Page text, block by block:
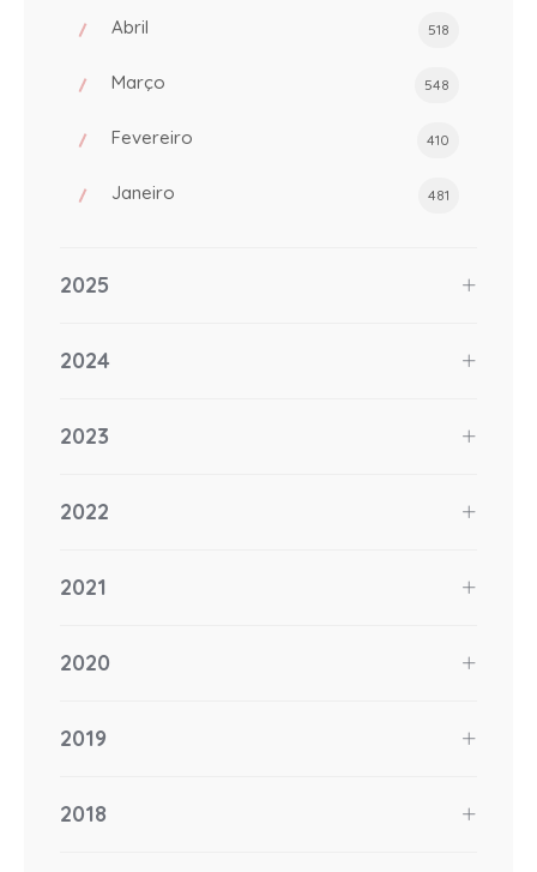
Abril 518
Março 548
Fevereiro 410
Janeiro 481
2025
2024
2023
2022
2021
2020
2019
2018